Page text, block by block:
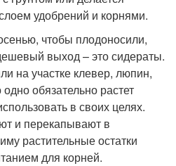
удобрений и корнями.
чтобы плодоносили,
выход – это сидераты.
на участке клевер, люпин,
обязательно растет
в своих целях.
и перекапывают в
растительные остатки
для корней.